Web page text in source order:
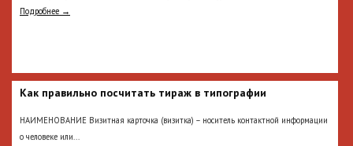
Подробнее →
Как правильно посчитать тираж в типографии
НАИМЕНОВАНИЕ Визитная карточка (визитка) – носитель контактной информации
о человеке или...